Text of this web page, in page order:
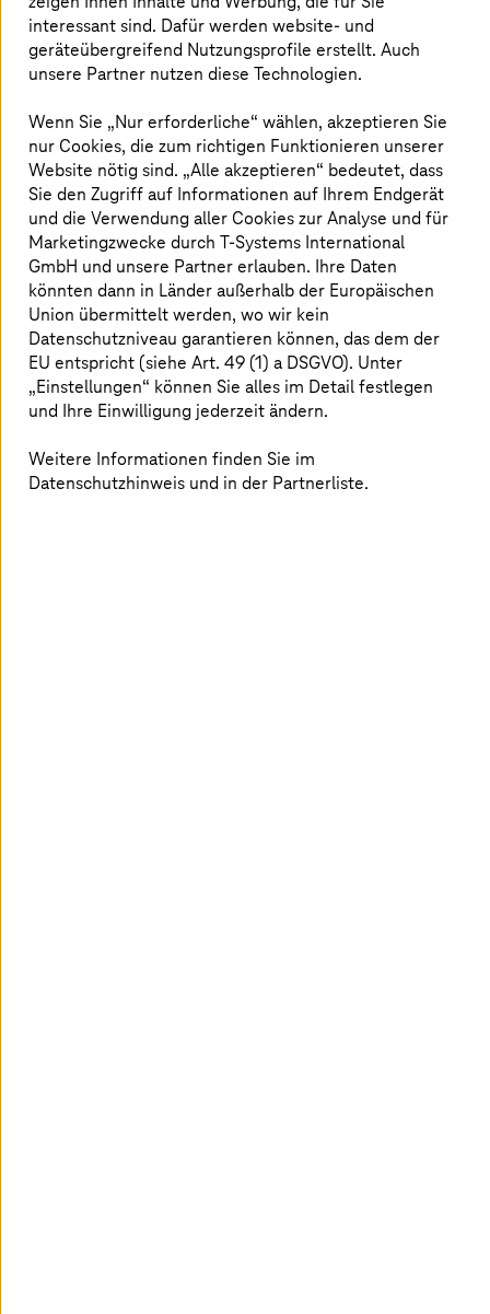
T-Systems bieten über Cofinity-X Zugang zu
diesem Datenökosystem. Wir unterstützen
Unternehmen von der Erstberatung bis hin zur
die Infrastruktur für einen sicheren
Datenaustausch bereit.
Sven Löffler ,Head of Data Spaces & Data Products beiT-Systems
International
Whitepaper: Catena-X – Dabei sein ist alles!
müssen Sie jetzt tun? Unser Whitepaper
bringt Sie auf den aktuellen Stand und
interessant sind. Dafür werden website- und
geräteübergreifend Nutzungsprofile erstellt. Auch
unsere Partner nutzen diese Technologien.
Wenn Sie „Nur erforderliche“ wählen, akzeptieren Sie
nur Cookies, die zum richtigen Funktionieren unserer
Website nötig sind. „Alle akzeptieren“ bedeutet, dass
Sie den Zugriff auf Informationen auf Ihrem Endgerät
und die Verwendung aller Cookies zur Analyse und für
Marketingzwecke durchT-Systems International
GmbH und unsere Partner erlauben. Ihre Daten
könnten dann in Länder außerhalb der Europäischen
Union übermittelt werden, wo wir kein
Datenschutzniveau garantieren können, das dem der
EU entspricht (siehe Art. 49 (1) a DSGVO). Unter
„Einstellungen“ können Sie alles im Detail festlegen
und Ihre Einwilligung jederzeit ändern.
Weitere Informationen finden Sie im
Datenschutzhinweis und in der Partnerliste.